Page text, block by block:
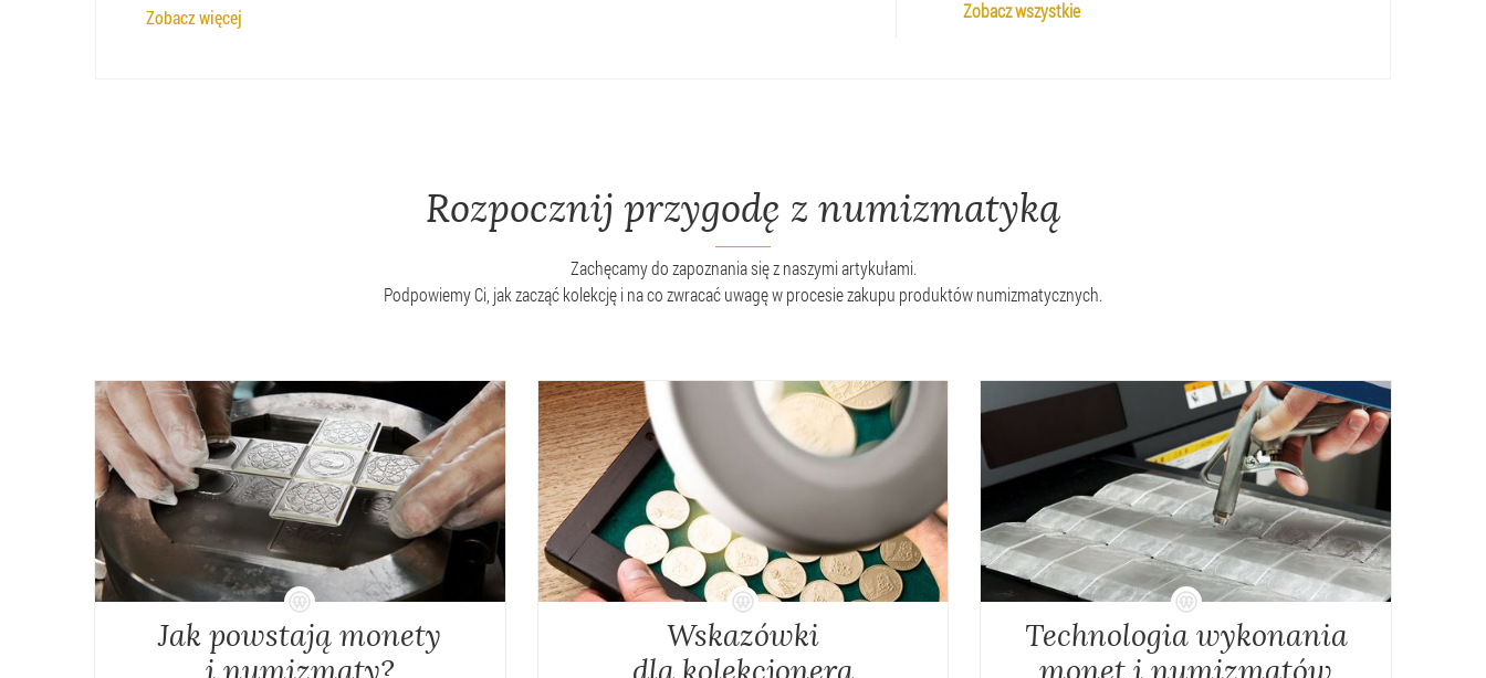
Zobacz więcej Zobacz wszystkie
Rozpocznij przygodę z numizmatyką
Zachęcamy do zapoznania się z naszymi artykułami.
Podpowiemy Ci, jak zacząć kolekcję i na co zwracać uwagę w procesie zakupu produktów numizmatycznych.
Jak powstają monety
i numizmaty?
Wskazówki
dla kolekcjonera
Technologia wykonania
monet i numizmatów